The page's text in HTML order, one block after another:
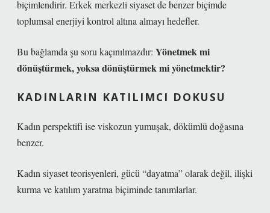
biçimlendirir. Erkek merkezli siyaset de benzer biçimde
toplumsal enerjiyi kontrol altına almayı hedefler.
Bu bağlamda şu soru kaçınılmazdır: Yönetmek mi
dönüştürmek, yoksa dönüştürmek mi yönetmektir?
KADINLARIN KATILIMCI DOKUSU
Kadın perspektifi ise viskozun yumuşak, dökümlü doğasına
benzer.
Kadın siyaset teorisyenleri, gücü “dayatma” olarak değil, ilişki
kurma ve katılım yaratma biçiminde tanımlarlar.